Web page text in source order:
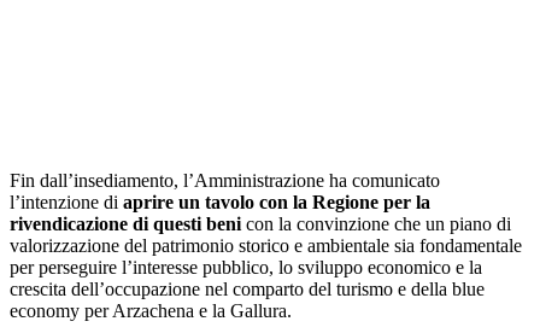
Fin dall’insediamento, l’Amministrazione ha comunicato
l’intenzione di aprire un tavolo con la Regione per la
rivendicazione di questi beni con la convinzione che un piano di
valorizzazione del patrimonio storico e ambientale sia fondamentale
per perseguire l’interesse pubblico, lo sviluppo economico e la
crescita dell’occupazione nel comparto del turismo e della blue
economy per Arzachena e la Gallura.